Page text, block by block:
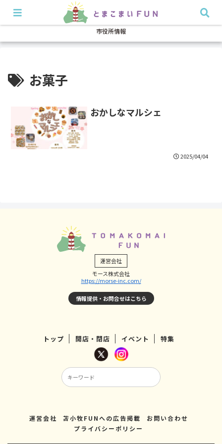
開店・閉店 イベント グルメ 特集 耳より
市役所情報
お菓子
おかしなマルシェ
2025/04/04
運営会社
モース株式会社
https://morse-inc.com/
情報提供・お問合せはこちら
トップ 開店・閉店 イベント 特集
運営会社 苫小牧FUNへの広告掲載
お問い合わせ
プライバシーポリシー